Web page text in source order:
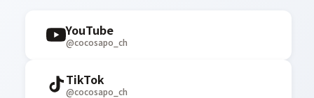
YouTube
@cocosapo_ch
TikTok
@cocosapo_ch